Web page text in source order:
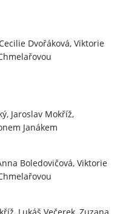
Dvořáková, Viktorie
Jaroslav Mokříž,
Janákem
Boledovičová, Viktorie